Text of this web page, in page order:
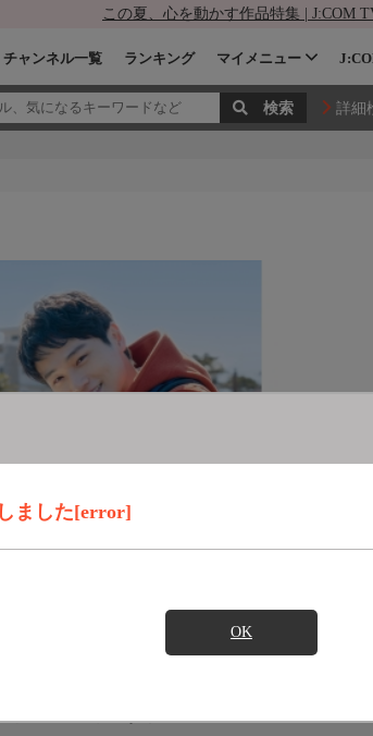
この夏、心を動かす作品特集 | J:COM
チャンネル一覧 ランキング マイメニュー
詳細
ました[error]
OK